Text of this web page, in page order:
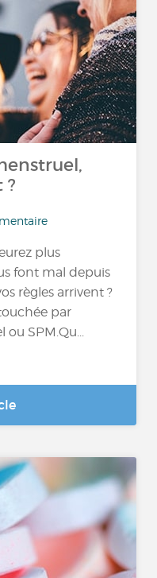
?
plus
font mal depuis
règles arrivent ?
par
SPM.Qu...